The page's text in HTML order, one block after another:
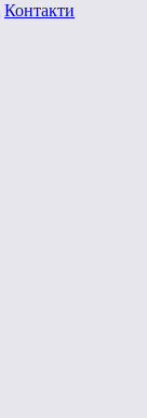
Контакти